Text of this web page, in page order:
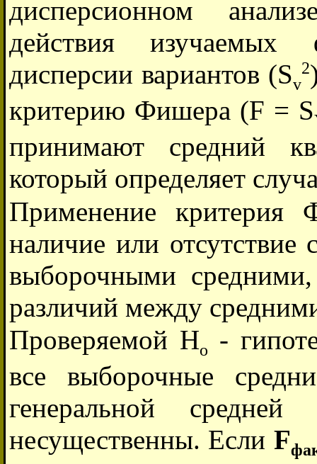
дисперсионном
действия изучаемых
дисперсии вариантов (Sv
2
критерию Фишера (F = S
принимают средний
который определяет
Применение критерия
наличие или
выборочными
различий между
Проверяемой Ho
-
все выборочные
генеральной
несущественны. Если F